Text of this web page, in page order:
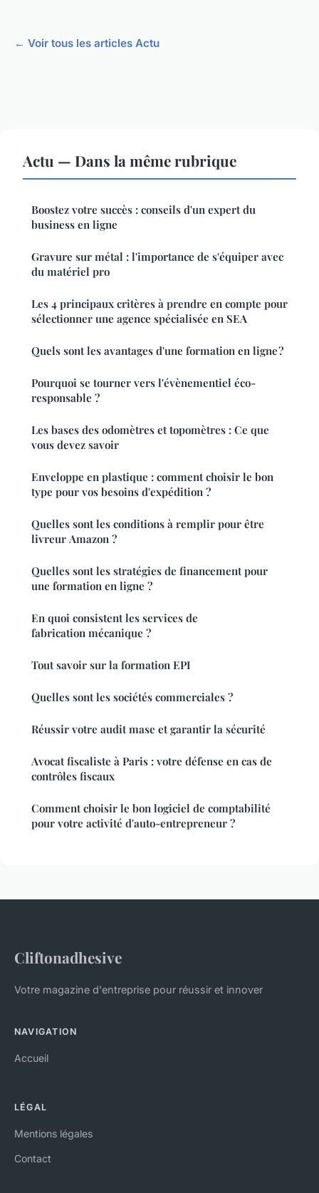
← Voir tous les articles Actu
Actu — Dans la même rubrique
Boostez votre succès : conseils d'un expert du
business en ligne
Gravure sur métal : l'importance de s'équiper avec
du matériel pro
Les 4 principaux critères à prendre en compte pour
sélectionner une agence spécialisée en SEA
Quels sont les avantages d'une formation en ligne ?
Pourquoi se tourner vers l'évènementiel éco-
responsable ?
Les bases des odomètres et topomètres : Ce que
vous devez savoir
Enveloppe en plastique : comment choisir le bon
type pour vos besoins d'expédition ?
Quelles sont les conditions à remplir pour être
livreur Amazon ?
Quelles sont les stratégies de financement pour
une formation en ligne ?
En quoi consistent les services de
fabrication mécanique ?
Tout savoir sur la formation EPI
Quelles sont les sociétés commerciales ?
Réussir votre audit mase et garantir la sécurité
Avocat fiscaliste à Paris : votre défense en cas de
contrôles fiscaux
Comment choisir le bon logiciel de comptabilité
pour votre activité d'auto-entrepreneur ?
Cliftonadhesive
Votre magazine d'entreprise pour réussir et innover
NAVIGATION
Accueil
LÉGAL
Mentions légales
Contact